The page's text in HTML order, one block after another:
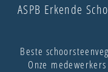
ASPB Erkende
Beste
Onze